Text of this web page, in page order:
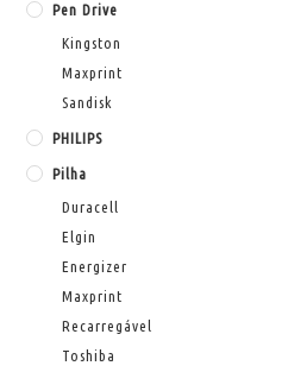
Pen Drive
Kingston
Maxprint
Sandisk
PHILIPS
Pilha
Duracell
Elgin
Energizer
Maxprint
Recarregável
Toshiba